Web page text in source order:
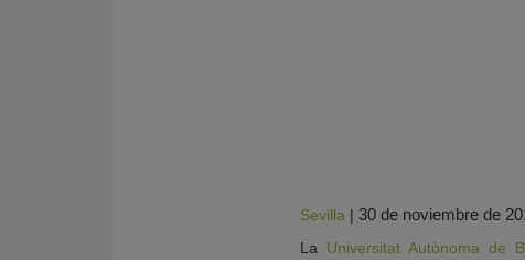
Sevilla | 30 de noviembre de
La Universitat Autònoma de